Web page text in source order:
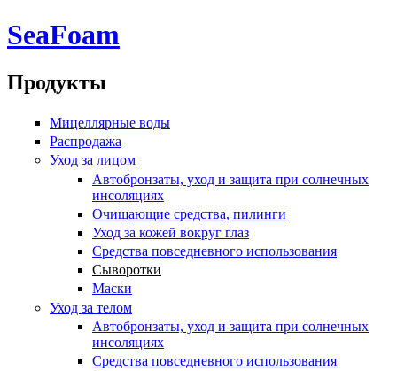
Перейти к основному содержанию
SeaFoam
Продукты
Мицеллярные воды
Распродажа
Уход за лицом
Автобронзаты, уход и защита при солнечных
инсоляциях
Очищающие средства, пилинги
Уход за кожей вокруг глаз
Средства повседневного использования
Сыворотки
Маски
Уход за телом
Автобронзаты, уход и защита при солнечных
инсоляциях
Средства повседневного использования